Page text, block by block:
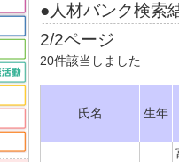
●人材バンク検索
2/2ページ
20件該当しました
氏名 生年